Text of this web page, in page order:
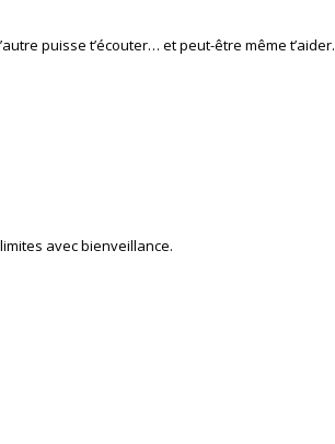
puisse t’écouter… et peut-être même t’aider.
avec bienveillance.